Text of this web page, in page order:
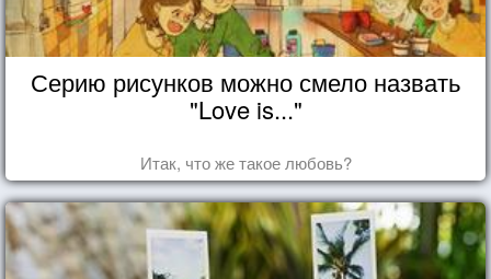
Серию рисунков можно смело назвать
"Love is..."
Итак, что же такое любовь?